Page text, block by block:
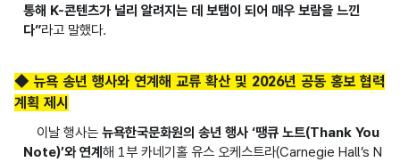
통해 K-콘텐츠가 널리 알려지는 데 보탬이 되어 매우 보람을 느낀
다”라고 말했다.
◆ 뉴욕 송년 행사와 연계해 교류 확산 및 2026년 공동 홍보 협력
계획 제시
이날 행사는 뉴욕한국문화원의 송년 행사 ‘땡큐 노트(Thank You
Note)’와 연계해 1부 카네기홀 유스 오케스트라(Carnegie Hall’s N